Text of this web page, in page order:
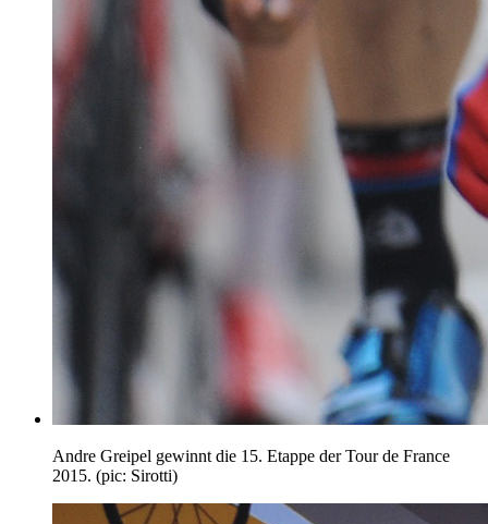
Andre Greipel gewinnt die 15. Etappe der Tour de France
2015. (pic: Sirotti)